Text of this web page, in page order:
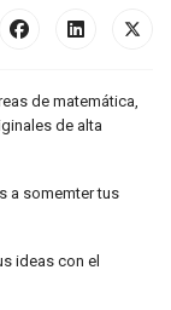
de matemática,
de alta
a somemter tus
ideas con el